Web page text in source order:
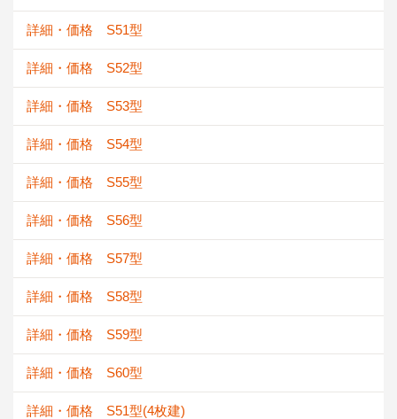
詳細・価格 S51型
詳細・価格 S52型
詳細・価格 S53型
詳細・価格 S54型
詳細・価格 S55型
詳細・価格 S56型
詳細・価格 S57型
詳細・価格 S58型
詳細・価格 S59型
詳細・価格 S60型
詳細・価格 S51型(4枚建)